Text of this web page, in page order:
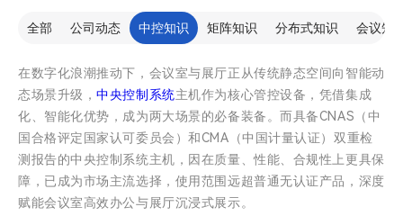
全部 公司动态 中控知识 矩阵知识 分布式知识 会议知
在数字化浪潮推动下，会议室与展厅正从传统静态空间向智能动
态场景升级，中央控制系统主机作为核心管控设备，凭借集成
化、智能化优势，成为两大场景的必备装备。而具备CNAS（中
国合格评定国家认可委员会）和CMA（中国计量认证）双重检
测报告的中央控制系统主机，因在质量、性能、合规性上更具保
障，已成为市场主流选择，使用范围远超普通无认证产品，深度
赋能会议室高效办公与展厅沉浸式展示。